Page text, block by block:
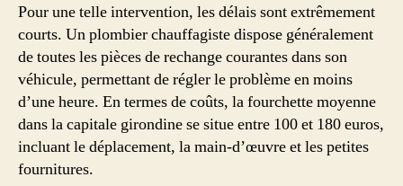
Pour une telle intervention, les délais sont extrêmement
courts. Un plombier chauffagiste dispose généralement
de toutes les pièces de rechange courantes dans son
véhicule, permettant de régler le problème en moins
d’une heure. En termes de coûts, la fourchette moyenne
dans la capitale girondine se situe entre 100 et 180 euros,
incluant le déplacement, la main-d’œuvre et les petites
fournitures.